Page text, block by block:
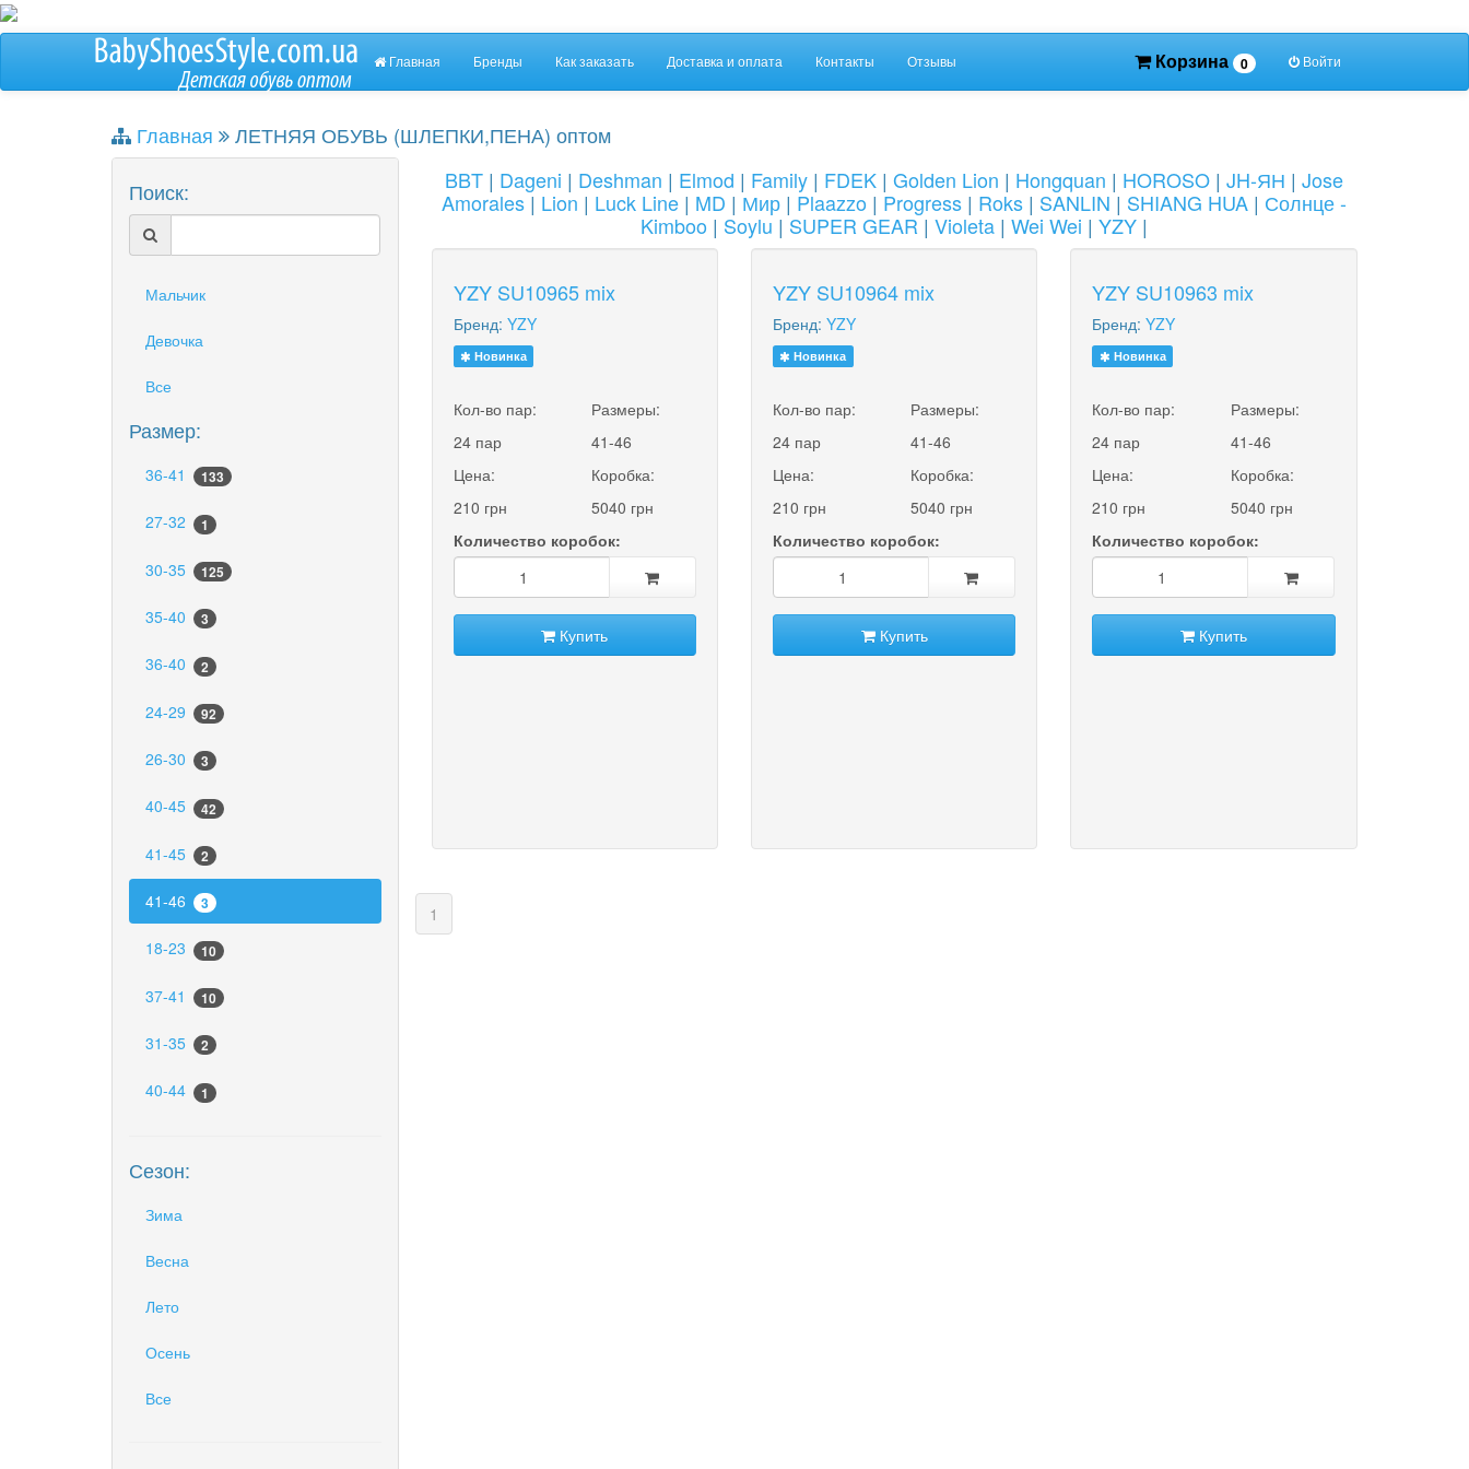
Главная Бренды Как заказать Доставка и оплата Контакты Отзывы Корзина 0 Войти
Главная
ЛЕТНЯЯ ОБУВЬ (ШЛЕПКИ,ПЕНА) оптом
Поиск:
Мальчик
Девочка
Все
Размер:
36-41 133
27-32 1
30-35 125
35-40 3
36-40 2
24-29 92
26-30 3
40-45 42
41-45 2
41-46 3
18-23 10
37-41 10
31-35 2
40-44 1
Сезон:
Зима
Весна
Лето
Осень
Все
BBT | Dageni | Deshman | Elmod | Family | FDEK |Golden Lion | Hongquan | HOROSO |JH-ЯН |Jose
Amorales| Lion | Luck Line | MD |Мир | Plaazzo |Progress | Roks | SANLIN| SHIANG HUA | Солнце -
Kimboo | Soylu |SUPER GEAR|Violeta |Wei Wei |YZY |
YZY SU10965 mix
Бренд: YZY
Новинка
Кол-во пар:
24 пар
Размеры:
41-46
Цена:
210 грн
Коробка:
5040 грн
Количество коробок:
Купить
YZY SU10964 mix
Бренд: YZY
Новинка
Кол-во пар:
24 пар
Размеры:
41-46
Цена:
210 грн
Коробка:
5040 грн
Количество коробок:
Купить
YZY SU10963 mix
Бренд:YZY
Новинка
Кол-во пар:
24 пар
Размеры:
41-46
Цена:
210 грн
Коробка:
5040 грн
Количество коробок:
Купить
1